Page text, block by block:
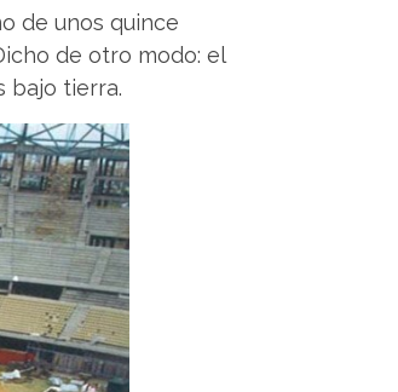
de unos quince
de otro modo: el
bajo tierra.